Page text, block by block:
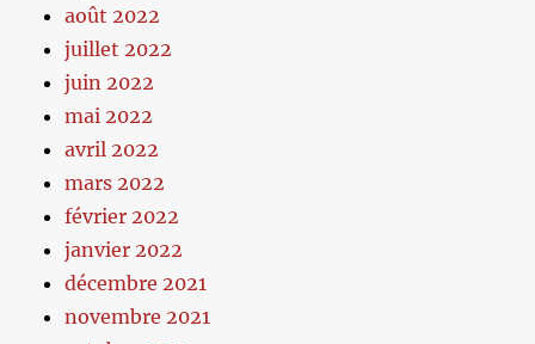
août 2022
juillet 2022
juin 2022
mai 2022
avril 2022
mars 2022
février 2022
janvier 2022
décembre 2021
novembre 2021